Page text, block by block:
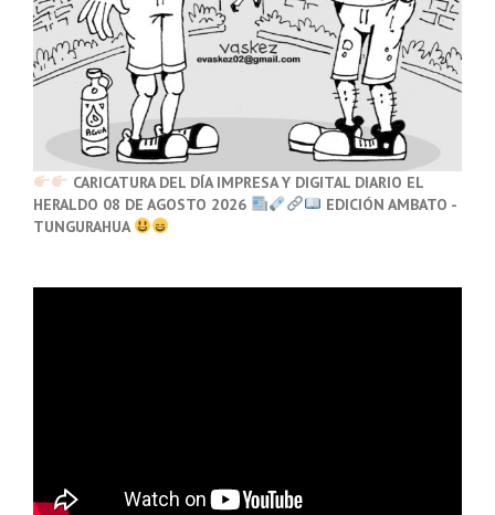
CARICATURA DEL DÍA IMPRESA Y DIGITAL DIARIO EL
HERALDO 08 DE AGOSTO 2026
EDICIÓN AMBATO -
TUNGURAHUA